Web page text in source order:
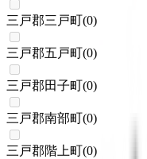
三戸郡三戸町(0)
三戸郡五戸町(0)
三戸郡田子町(0)
三戸郡南部町(0)
三戸郡階上町(0)